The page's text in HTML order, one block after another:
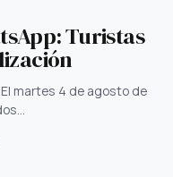
Turistas
martes 4 de agosto de